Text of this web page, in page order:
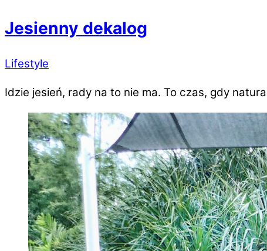
Jesienny dekalog
Lifestyle
Idzie jesień, rady na to nie ma. To czas, gdy